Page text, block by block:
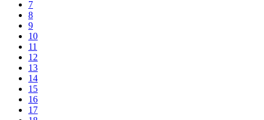
7
8
9
10
11
12
13
14
15
16
17